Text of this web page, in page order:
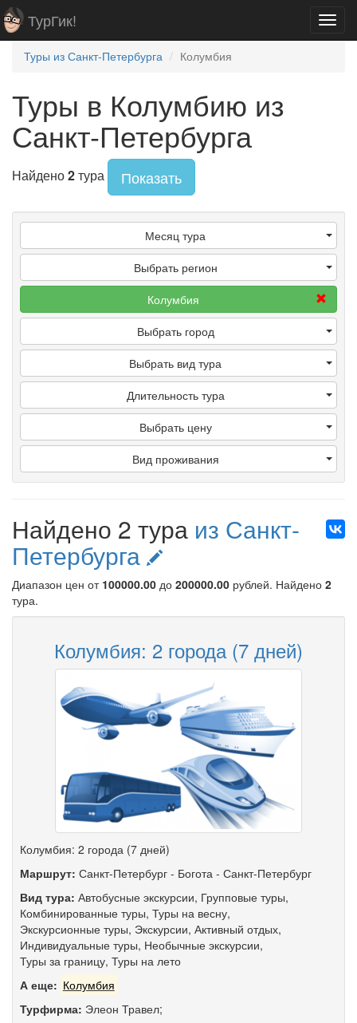
ТурГик!
Туры из Санкт-Петербурга Колумбия
Туры в Колумбию из
Санкт-Петербурга
Найдено2тура Показать
Месяц тура
Выбрать регион
Колумбия
Выбрать город
Выбрать вид тура
Длительность тура
Выбрать цену
Вид проживания
Найдено 2 тура из Санкт-
Петербурга
Диапазон цен от 100000.00 до 200000.00 рублей. Найдено 2
тура.
Колумбия: 2 города (7 дней)
Колумбия: 2 города (7 дней)
Маршрут: Санкт-Петербург - Богота - Санкт-Петербург
Вид тура: Автобусные экскурсии, Групповые туры,
Комбинированные туры, Туры на весну,
Экскурсионные туры, Экскурсии, Активный отдых,
Индивидуальные туры, Необычные экскурсии,
Туры за границу, Туры на лето
А еще: Колумбия
Турфирма: Элеон Травел;